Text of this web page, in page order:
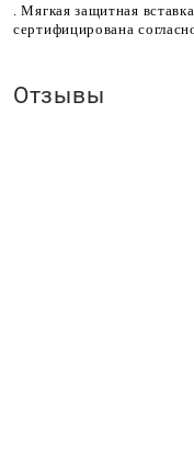
. Мягкая защитная
сертифицирована
Отзывы